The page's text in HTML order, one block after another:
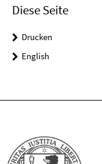
Diese Seite
Drucken
English